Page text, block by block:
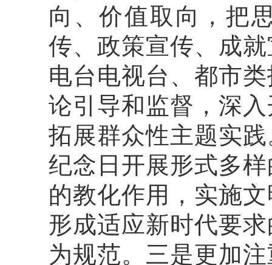
向、价值取向，把
传、政策宣传、成
电台电视台、都市
论引导和监督，深
拓展群众性主题实
纪念日开展形式多
的教化作用，实施
形成适应新时代要
为规范。三是更加